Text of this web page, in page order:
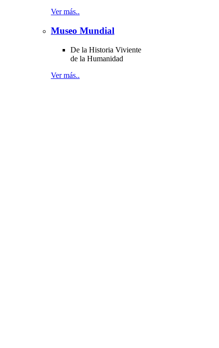
Ver más..
Museo Mundial
De la Historia Viviente
de la Humanidad
Ver más..